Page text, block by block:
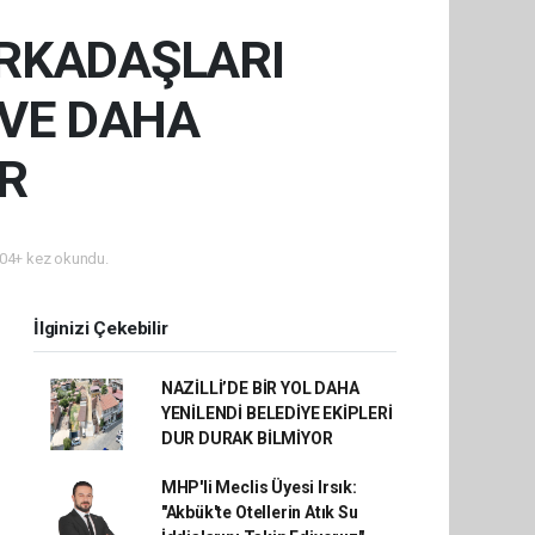
DAHA
kez okundu.
İlginizi Çekebilir
NAZİLLİ’DE BİR YOL DAHA
YENİLENDİ BELEDİYE EKİPLERİ
DUR DURAK BİLMİYOR
MHP'li Meclis Üyesi Irsık:
"Akbük'te Otellerin Atık Su